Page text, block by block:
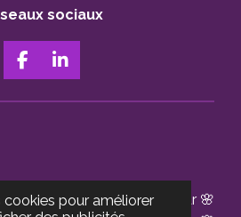
cookies pour améliorer
sociaux
F
a
c
k
L
i
n
n
Ce site a été chouchouté par 🌸